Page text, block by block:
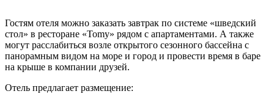
Гостям отеля можно заказать завтрак по системе «шведский
стол» в ресторане «Tomy» рядом с апартаментами. А также
могут расслабиться возле открытого сезонного бассейна с
панорамным видом на море и город и провести время в баре
на крыше в компании друзей.
Отель предлагает размещение: